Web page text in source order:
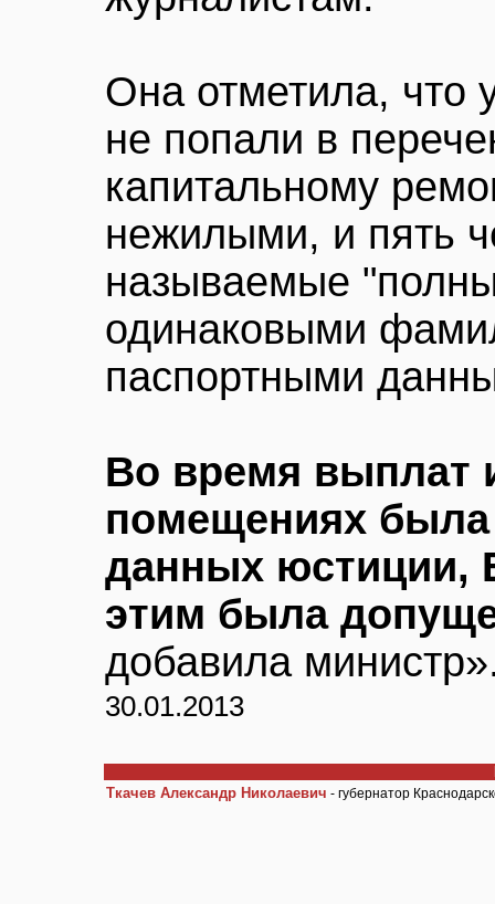
Она отметила, что
не попали в
капитальному
нежилыми, и пять
называемые
одинаковыми
паспортными
Во время выплат
помещениях
данных юстиции,
этим была
добавила
30.01.2013
Ткачев Александр Николаевич - губернатор